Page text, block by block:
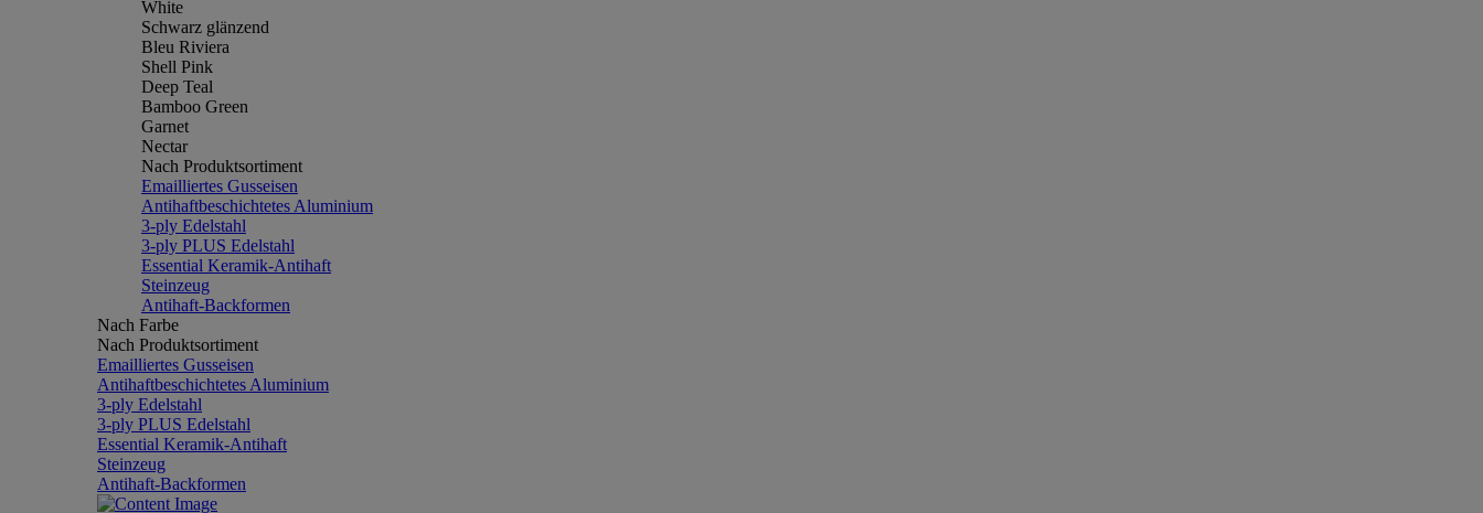
White
Schwarz glänzend
Bleu Riviera
Shell Pink
Deep Teal
Bamboo Green
Garnet
Nectar
Nach Produktsortiment
Emailliertes Gusseisen
Antihaftbeschichtetes Aluminium
3-ply Edelstahl
3-ply PLUS Edelstahl
Essential Keramik-Antihaft
Steinzeug
Antihaft-Backformen
Nach Farbe
Nach Produktsortiment
Emailliertes Gusseisen
Antihaftbeschichtetes Aluminium
3-ply Edelstahl
3-ply PLUS Edelstahl
Essential Keramik-Antihaft
Steinzeug
Antihaft-Backformen